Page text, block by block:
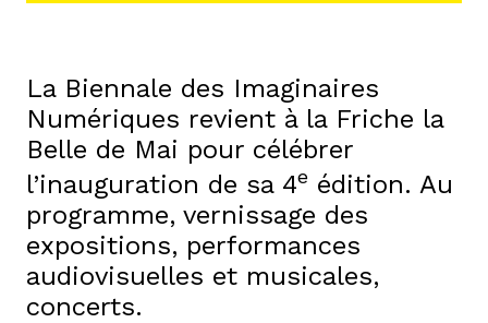
La Biennale des Imaginaires
Numériques revient à la Friche la
Belle de Mai pour célébrer
l’inauguration de sa 4e édition. Au
programme, vernissage des
expositions, performances
audiovisuelles et musicales,
concerts.